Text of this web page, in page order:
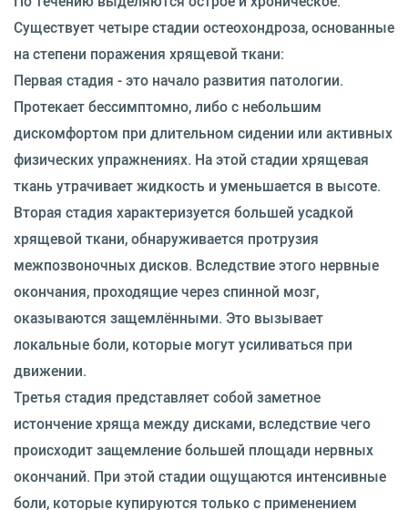
Существует четыре стадии остеохондроза, основанные
на степени поражения хрящевой ткани:
Первая стадия - это начало развития патологии.
Протекает бессимптомно, либо с небольшим
дискомфортом при длительном сидении или активных
физических упражнениях. На этой стадии хрящевая
ткань утрачивает жидкость и уменьшается в высоте.
Вторая стадия характеризуется большей усадкой
хрящевой ткани, обнаруживается протрузия
межпозвоночных дисков. Вследствие этого нервные
окончания, проходящие через спинной мозг,
оказываются защемлёнными. Это вызывает
локальные боли, которые могут усиливаться при
движении.
Третья стадия представляет собой заметное
истончение хряща между дисками, вследствие чего
происходит защемление большей площади нервных
окончаний. При этой стадии ощущаются интенсивные
боли, которые купируются только с применением